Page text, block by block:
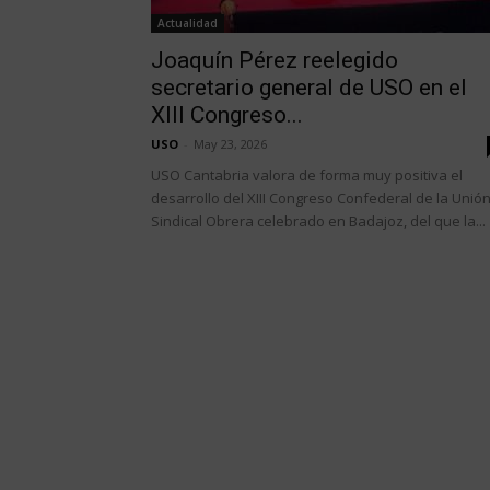
Actualidad
Joaquín Pérez reelegido
secretario general de USO en el
XIII Congreso...
USO May 23, 2026
USO Cantabria valora de forma muy positiva el
desarrollo del XIII Congreso Confederal de la Unión
Sindical Obrera celebrado en Badajoz, del que la...